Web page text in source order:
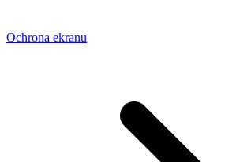
Ochrona ekranu